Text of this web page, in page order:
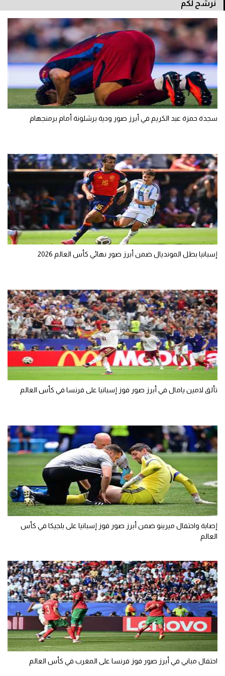
حكايات في الجول
كويز في الجول
فيديو في الجول
نرشح لكم
سجدة حمزة عبد الكريم في أبرز صور ودية برشلونة أمام برمنجهام
إسبانيا بطل المونديال ضمن أبرز صور نهائي كأس العالم 2026
تألق لامين يامال في أبرز صور فوز إسبانيا على فرنسا في كأس العالم
إصابة واحتفال ميرينو ضمن أبرز صور فوز إسبانيا على بلجيكا في كأس
العالم
احتفال مبابي في أبرز صور فوز فرنسا على المغرب في كأس العالم